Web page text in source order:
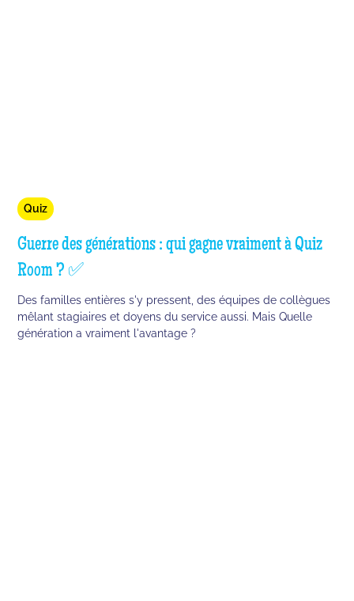
Quiz
Guerre des générations : qui gagne vraiment à Quiz
Room ? ✅
Des familles entières s'y pressent, des équipes de collègues
mêlant stagiaires et doyens du service aussi. Mais Quelle
génération a vraiment l'avantage ?